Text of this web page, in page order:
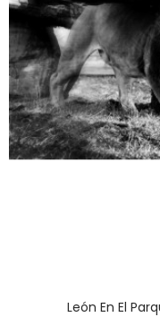
León En El